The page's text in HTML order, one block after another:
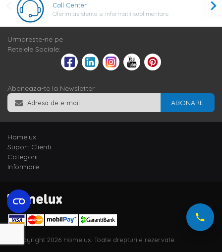
Call Center
Oferim asistenta si informatii suplimentare
Urmareste-ne pe
Retelele Sociale:
Aboneaza-te la Newsletter
ABONARE
Homelux
Suport Clienti
Categorii
Informare
© Copyright 2026 Homelux. Toate drepturile rezervate.